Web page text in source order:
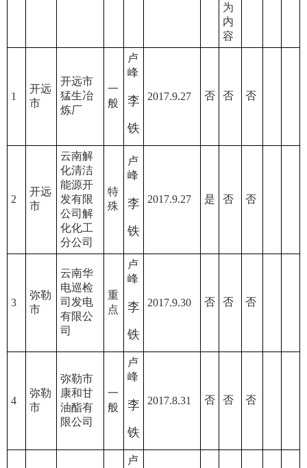
为
内
容
1
开远
市
开远市
猛生冶
炼厂
一
般
卢
峰
李
铁
2017.9.27 否 否 否
2
开远
市
云南解
化清洁
能源开
发有限
公司解
化化工
分公司
特
殊
卢
峰
李
铁
2017.9.27 是 否 否
3
弥勒
市
云南华
电巡检
司发电
有限公
司
重
点
卢
峰
李
铁
2017.9.30 否 否 否
4
弥勒
市
弥勒市
康和甘
油酯有
限公司
一
般
卢
峰
李
铁
2017.8.31 否 否 否
卢